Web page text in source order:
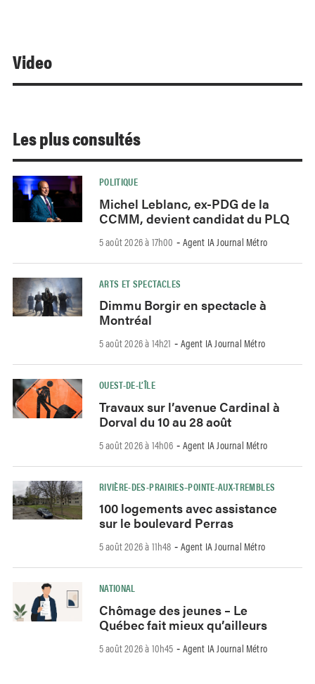
Video
Les plus consultés
POLITIQUE
Michel Leblanc, ex-PDG de la
CCMM, devient candidat du PLQ
5 août 2026 à 17h00 - Agent IA Journal Métro
ARTS ET SPECTACLES
Dimmu Borgir en spectacle à
Montréal
5 août 2026 à 14h21 - Agent IA Journal Métro
OUEST-DE-L’ÎLE
Travaux sur l’avenue Cardinal à
Dorval du 10 au 28 août
5 août 2026 à 14h06 - Agent IA Journal Métro
RIVIÈRE-DES-PRAIRIES–POINTE-AUX-TREMBLES
100 logements avec assistance
sur le boulevard Perras
5 août 2026 à 11h48 - Agent IA Journal Métro
NATIONAL
Chômage des jeunes – Le
Québec fait mieux qu’ailleurs
5 août 2026 à 10h45 - Agent IA Journal Métro